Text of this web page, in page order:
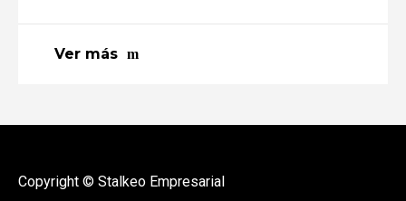
Ver más
Copyright © Stalkeo Empresarial